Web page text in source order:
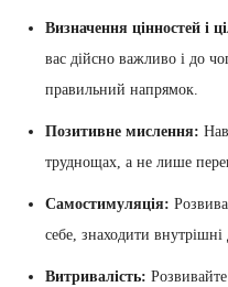
Визначення цінностей і
вас дійсно важливо і до
правильний напрямок.
Позитивне мислення:
труднощах, а не лише
Самостимуляція:
себе, знаходити внутрішні
Витривалість: